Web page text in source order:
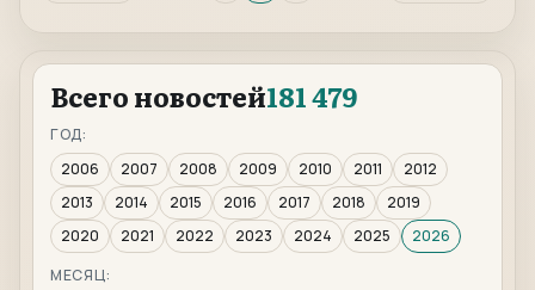
Всего новостей181 479
ГОД:
2006
2007 2008 2009 2010 2011
2012
2013
2014 2015 2016 2017 2018
2019
2020
2021 2022 2023 2024 2025
2026
МЕСЯЦ: